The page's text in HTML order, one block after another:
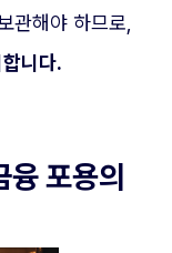
관해야 하므로,
니다.
포용의